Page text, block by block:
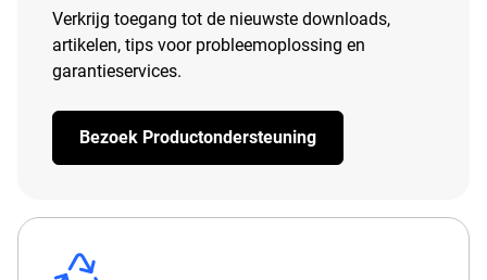
Verkrijg toegang tot de nieuwste downloads,
artikelen, tips voor probleemoplossing en
garantieservices.
Bezoek Productondersteuning